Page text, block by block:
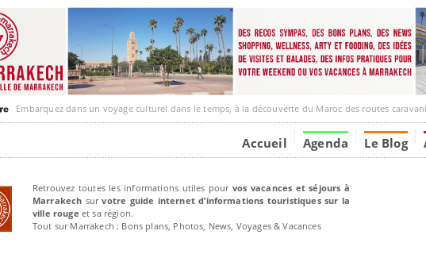
Embarquez dans un voyage culturel dans le temps, à la découverte du Maroc des routes caravanières et de ses
Accueil Agenda Le Blog
Retrouvez toutes les informations utiles pour vos vacances et séjours à
Marrakech survotre guide internet d’informations touristiques sur la
ville rouge et sa région.
Tout sur Marrakech : Bons plans, Photos, News, Voyages & Vacances